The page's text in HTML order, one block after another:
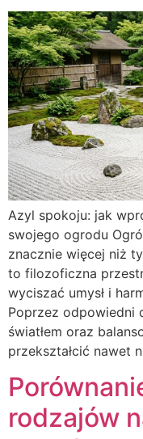
Azyl spokoju: jak
swojego ogrodu
znacznie więcej niż
to filozoficzna
wyciszać umysł i
Poprzez odpowiedni
światłem oraz
przekształcić nawet
rodzajów